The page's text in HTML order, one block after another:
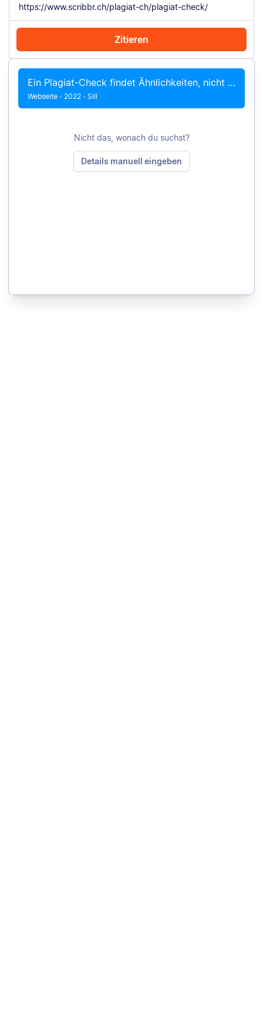
Zitieren
Mit Chrome zitieren Manuell zitieren
Ein Plagiat-Check findet Ähnlichkeiten, nicht Plagiate
Webseite · 2022 · Sill
Nicht das, wonach du suchst?
Details manuell eingeben